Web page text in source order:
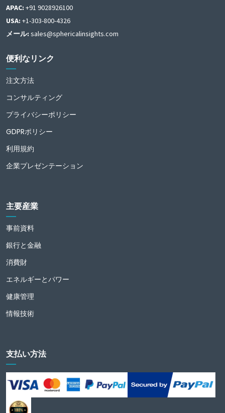
APAC: +91 9028926100
USA: +1-303-800-4326
メール: sales@sphericalinsights.com
便利なリンク
注文方法
コンサルティング
プライバシーポリシー
GDPRポリシー
利用規約
企業プレゼンテーション
主要産業
事前資料
銀行と金融
消費財
エネルギーとパワー
健康管理
情報技術
支払い方法